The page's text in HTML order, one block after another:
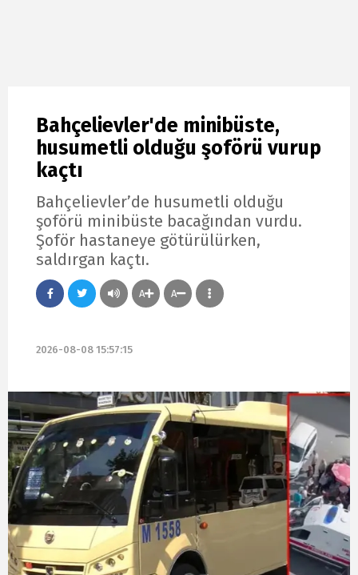
Bahçelievler'de minibüste,
husumetli olduğu şoförü vurup
kaçtı
Bahçelievler’de husumetli olduğu
şoförü minibüste bacağından vurdu.
Şoför hastaneye götürülürken,
saldırgan kaçtı.
A A
2026-08-08 15:57:15